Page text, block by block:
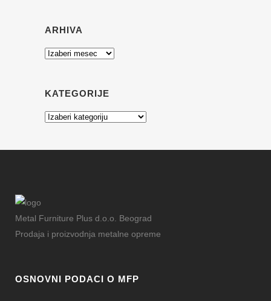
ARHIVA
Arhiva
KATEGORIJE
Kategorije
Metal Furniture Plus d.o.o. Beograd
Prodaja i proizvodnja metalne opreme
OSNOVNI PODACI O MFP